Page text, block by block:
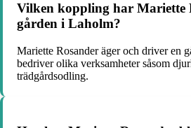
Vilken koppling har Mariette
gården i Laholm?
Mariette Rosander äger och driver en
bedriver olika verksamheter såsom
trädgårdsodling.